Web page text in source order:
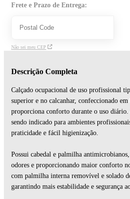
Frete e Prazo de Entrega:
Não sei meu CEP
Descrição Completa
Calçado ocupacional de uso profissional
superior e no calcanhar, confeccionado
proporciona conforto durante o uso diário.
sendo indicado para ambientes
praticidade e fácil higienização.
Possui cabedal e palmilha
odores e proporcionando maior conforto
com palmilha interna removível e solado
garantindo mais estabilidade e segurança